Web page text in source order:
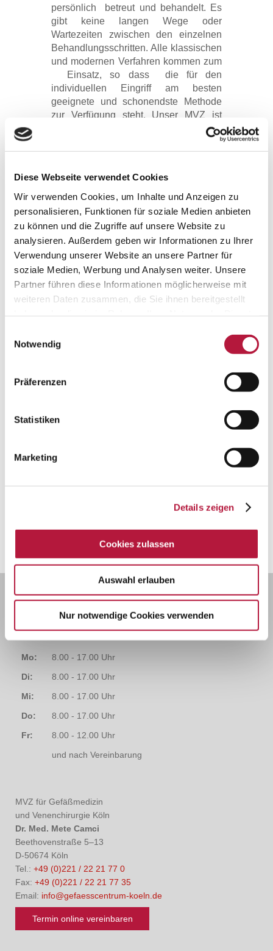
Diese Webseite verwendet Cookies
Wir verwenden Cookies, um Inhalte und Anzeigen zu
personalisieren, Funktionen für soziale Medien anbieten
zu können und die Zugriffe auf unsere Website zu
analysieren. Außerdem geben wir Informationen zu Ihrer
Verwendung unserer Website an unsere Partner für
soziale Medien, Werbung und Analysen weiter. Unsere
Partner führen diese Informationen möglicherweise mit
weiteren Daten zusammen, die Sie ihnen bereitgestellt
Cookies, wenn Sie unsere Webseite weiterhin nutzen.
Notwendig
Präferenzen
Statistiken
Marketing
Details zeigen
Cookies zulassen
Auswahl erlauben
Nur notwendige Cookies verwenden
persönlich betreut und behandelt. Es
gibt keine langen Wege oder
Wartezeiten zwischen den einzelnen
Behandlungsschritten. Alle klassischen
und modernen Verfahren kommen zum
Einsatz, so dass die für den
individuellen Eingriff am besten
geeignete und schonendste Methode
zur Verfügung steht. Unser MVZ ist
Partner vieler Betriebskrankenkassen
und der IKK classic für die endovenöse
Venenchirurgie mittels
MICADOundmedicalnetworks
erfahren Sie, welche
Krankenversicherungen teilnehmende
Partner sind. Sollten Sie Hilfe
benötigen kontaktieren Sie uns gerne.
GEFÄSSCENTRUM
Gesunde Gefäße für ein gesundes
Leben ist gleichsam Ziel und Anspruch
des MVZ für Gefäßmedizin und
Venenchirurgie Köln. Wir bieten Ihnen
und Therapieverfahren aus den
höchstem Niveau.
SPRECHZEITEN
Mo:
8.00 - 17.00 Uhr
Di:
8.00 - 17.00 Uhr
Mi:
8.00 - 17.00 Uhr
Do:
8.00 - 17.00 Uhr
Fr:
8.00 - 12.00 Uhr
und nach Vereinbarung
MVZ für Gefäßmedizin
und Venenchirurgie Köln
Dr. Med. Mete Camci
Beethovenstraße 5–13
D-50674 Köln
Tel.: +49 (0)221 / 22 21 77 0
Fax: +49 (0)221 / 22 21 77 35
Email: info@gefaesscentrum-koeln.de
Termin online vereinbaren